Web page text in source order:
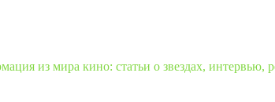
из мира кино: статьи о звездах, интервью,